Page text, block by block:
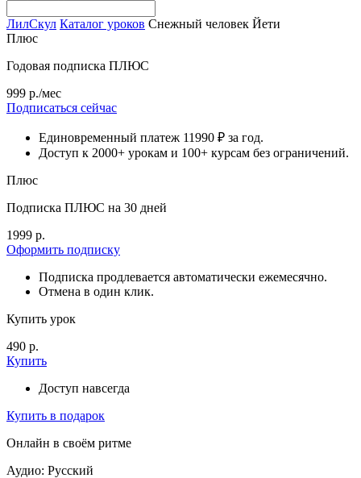
ЛилСкул Каталог уроков Снежный человек Йети
Плюс
Годовая подписка ПЛЮС
999 р./мес
Подписаться сейчас
Единовременный платеж 11990 ₽ за год.
Доступ к 2000+ урокам и 100+ курсам без ограничений.
Плюс
Подписка ПЛЮС на 30 дней
1999 р.
Оформить подписку
Подписка продлевается автоматически ежемесячно.
Отмена в один клик.
Купить урок
490 р.
Купить
Доступ навсегда
Купить в подарок
Онлайн в своём ритме
Аудио: Русский